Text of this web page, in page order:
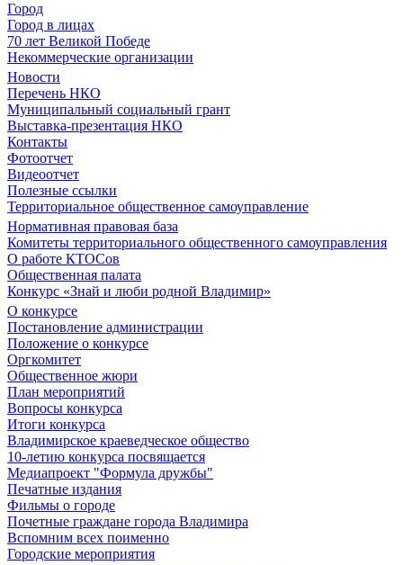
Город
Город в лицах
70 лет Великой Победе
Некоммерческие организации
Новости
Перечень НКО
Муниципальный социальный грант
Выставка-презентация НКО
Контакты
Фотоотчет
Видеоотчет
Полезные ссылки
Территориальное общественное самоуправление
Нормативная правовая база
Комитеты территориального общественного самоуправления
О работе КТОСов
Общественная палата
Конкурс «Знай и люби родной Владимир»
О конкурсе
Постановление администрации
Положение о конкурсе
Оргкомитет
Общественное жюри
План мероприятий
Вопросы конкурса
Итоги конкурса
Владимирское краеведческое общество
10-летию конкурса посвящается
Медиапроект "Формула дружбы"
Печатные издания
Фильмы о городе
Почетные граждане города Владимира
Вспомним всех поименно
Городские мероприятия